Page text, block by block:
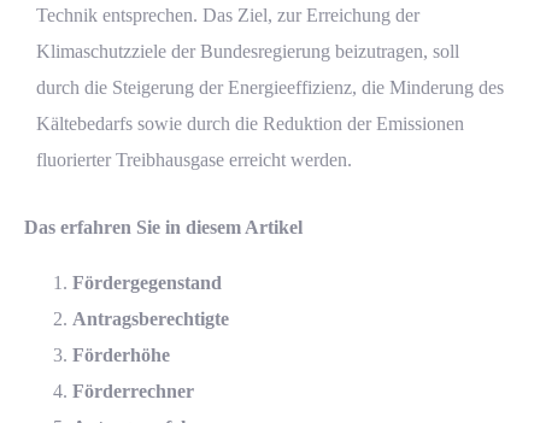
Technik entsprechen. Das Ziel, zur Erreichung der
Klimaschutzziele der Bundesregierung beizutragen, soll
durch die Steigerung der Energieeffizienz, die Minderung des
Kältebedarfs sowie durch die Reduktion der Emissionen
fluorierter Treibhausgase erreicht werden.
Das erfahren Sie in diesem Artikel
Fördergegenstand
Antragsberechtigte
Förderhöhe
Förderrechner